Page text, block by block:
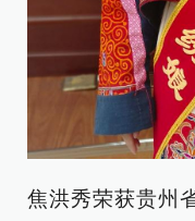
焦洪秀荣获贵州